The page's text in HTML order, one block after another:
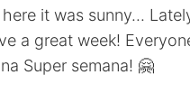
it was sunny...
a great week!
Super semana! 🤗